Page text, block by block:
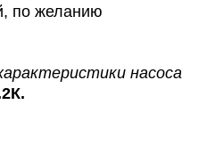
по желанию
насоса